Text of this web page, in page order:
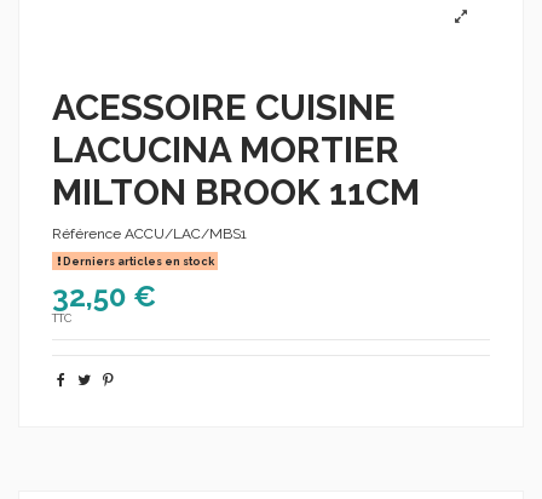
ACESSOIRE CUISINE
LACUCINA MORTIER
MILTON BROOK 11CM
Référence ACCU/LAC/MBS1
Derniers articles en stock
32,50 €
TTC